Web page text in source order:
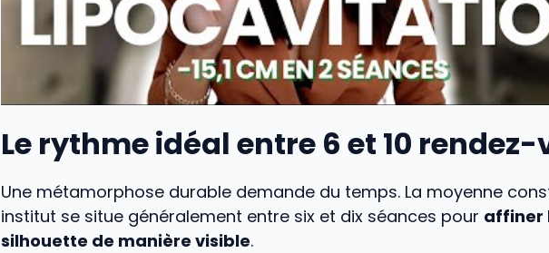
Le rythme idéal entre 6 et 10
Une métamorphose durable demande du temps. La moyenne
institut se situe généralement entre six et dix séances pour affiner
silhouette de manière visible.